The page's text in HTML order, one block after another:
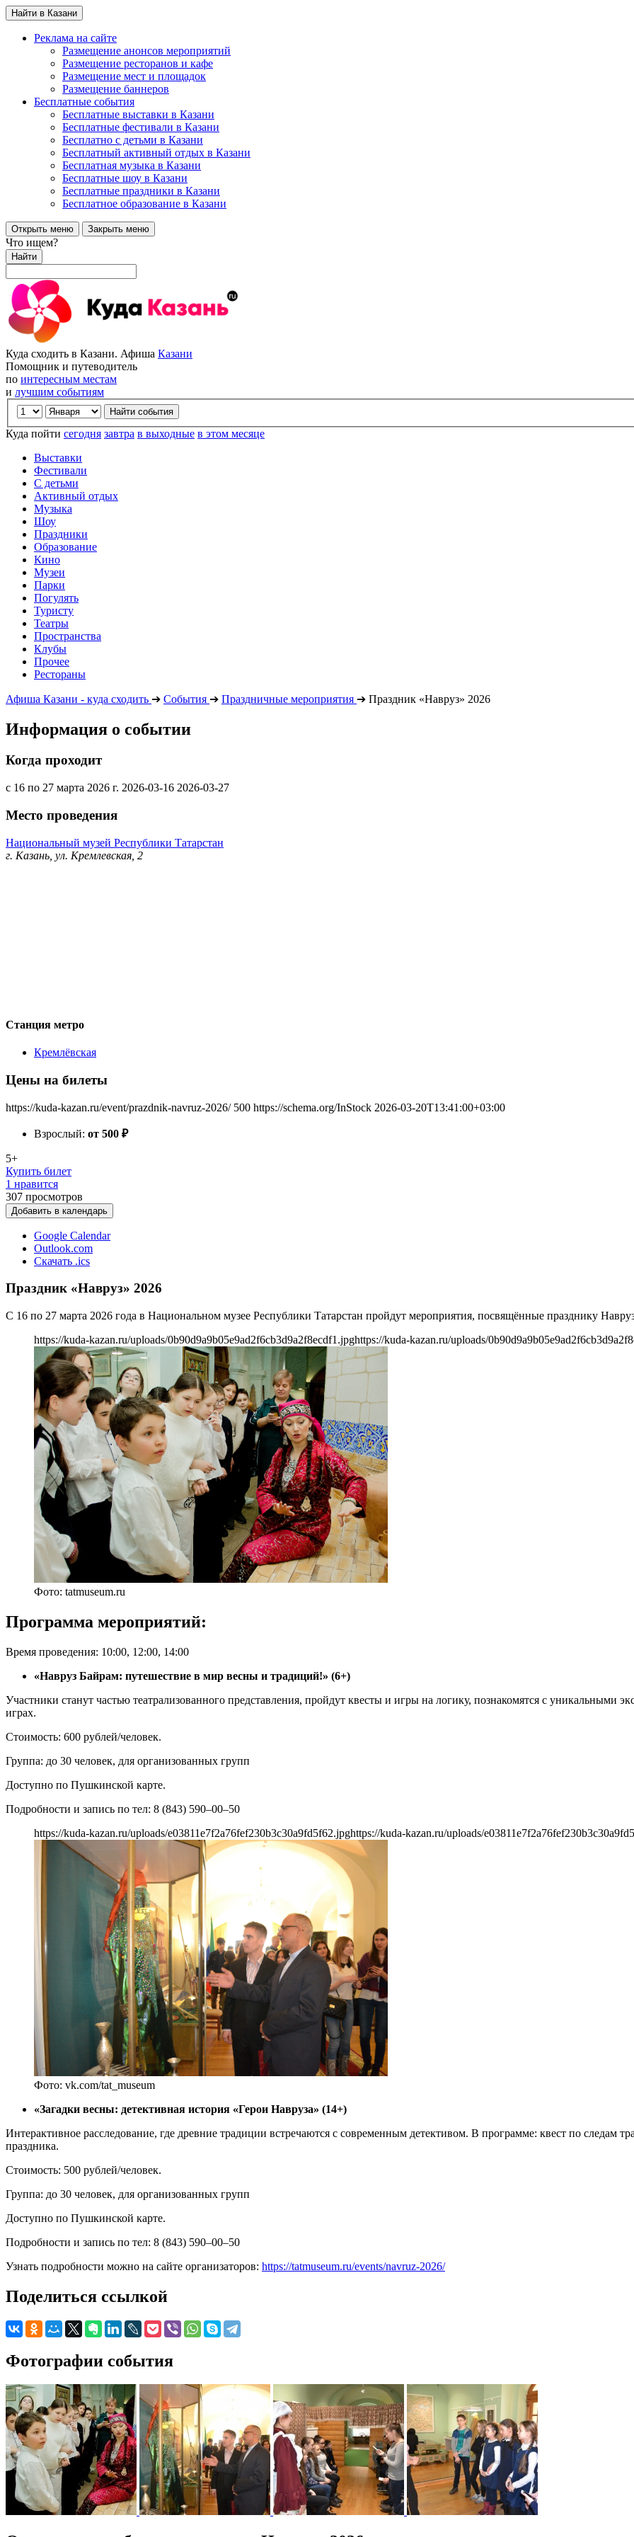
Найти в Казани
Реклама на сайте
Размещение анонсов мероприятий
Размещение ресторанов и кафе
Размещение мест и площадок
Размещение баннеров
Бесплатные события
Бесплатные выставки в Казани
Бесплатные фестивали в Казани
Бесплатно с детьми в Казани
Бесплатный активный отдых в Казани
Бесплатная музыка в Казани
Бесплатные шоу в Казани
Бесплатные праздники в Казани
Бесплатное образование в Казани
Открыть меню Закрыть меню
Что ищем?
Найти
Куда сходить в Казани. Афиша Казани
Помощник и путеводитель
по интересным местам
и лучшим событиям
Куда пойти сегодня завтра в выходные в этом месяце
Выставки
Фестивали
С детьми
Активный отдых
Музыка
Шоу
Праздники
Образование
Кино
Музеи
Парки
Погулять
Туристу
Театры
Пространства
Клубы
Прочее
Рестораны
Афиша Казани - куда сходить ➔ События ➔ Праздничные мероприятия ➔ Праздник «Навруз» 2026
Информация о событии
Когда проходит
с 16 по 27 марта 2026 г. 2026-03-16 2026-03-27
Место проведения
Национальный музей Республики Татарстан
г. Казань, ул. Кремлевская, 2
Станция метро
Кремлёвская
Цены на билеты
https://kuda-kazan.ru/event/prazdnik-navruz-2026/ 500 https://schema.org/InStock 2026-03-20T13:41:00+03:00
Взрослый: от 500 ₽
5+
Купить билет
1 нравится
307 просмотров
Добавить в календарь
Google Calendar
Outlook.com
Скачать .ics
Праздник «Навруз» 2026
С 16 по 27 марта 2026 года в Национальном музее Республики Татарстан пройдут мероприятия, посвящённые празднику
https://kuda-kazan.ru/uploads/0b90d9a9b05e9ad2f6cb3d9a2f8ecdf1.jpghttps://kuda-kazan.ru/uploads/
Фото: tatmuseum.ru
Программа мероприятий:
Время проведения: 10:00, 12:00, 14:00
«Навруз Байрам: путешествие в мир весны и традиций!» (6+)
Участники станут частью театрализованного представления, пройдут квесты и игры на логику, познакомятся с уникальными
играх.
Стоимость: 600 рублей/человек.
Группа: до 30 человек, для организованных групп
Доступно по Пушкинской карте.
Подробности и запись по тел: 8 (843) 590–00–50
https://kuda-kazan.ru/uploads/e03811e7f2a76fef230b3c30a9fd5f62.jpghttps://kuda-kazan.ru/uploads/
Фото: vk.com/tat_museum
«Загадки весны: детективная история «Герои Навруза» (14+)
Интерактивное расследование, где древние традиции встречаются с современным детективом. В программе: квест по следам
праздника.
Стоимость: 500 рублей/человек.
Группа: до 30 человек, для организованных групп
Доступно по Пушкинской карте.
Подробности и запись по тел: 8 (843) 590–00–50
Узнать подробности можно на сайте организаторов: https://tatmuseum.ru/events/navruz-2026/
Поделиться ссылкой
Фотографии события